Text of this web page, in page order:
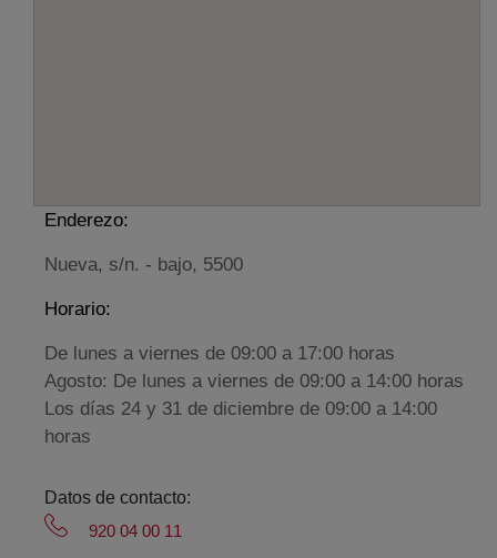
Enderezo:
Nueva, s/n. - bajo, 5500
Horario:
De lunes a viernes de 09:00 a 17:00 horas
Agosto: De lunes a viernes de 09:00 a 14:00 horas
Los días 24 y 31 de diciembre de 09:00 a 14:00
horas
Datos de contacto:
920 04 00 11